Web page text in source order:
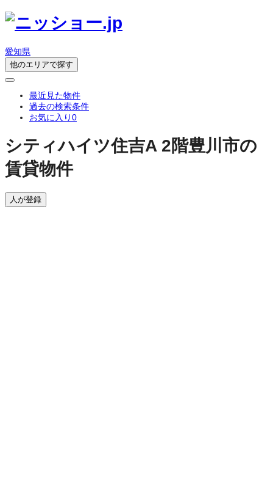
愛知県
他のエリアで探す
最近見た物件
過去の検索条件
お気に入り0
シティハイツ住吉A 2階豊川市の
賃貸物件
人が登録